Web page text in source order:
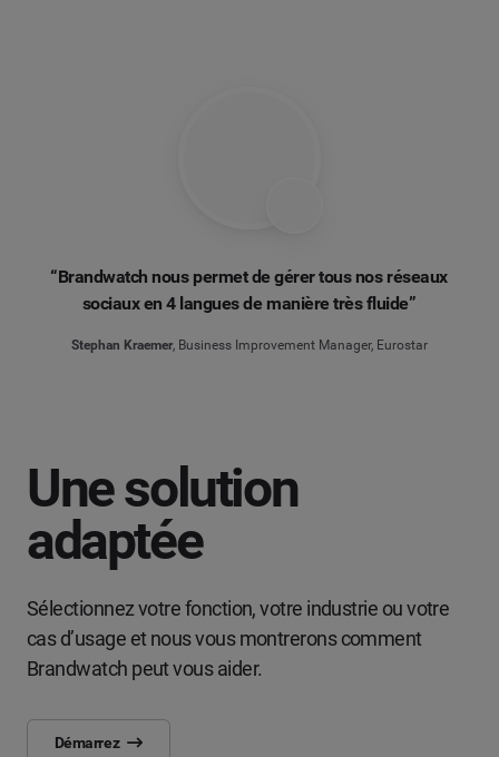
“Brandwatch nous permet de gérer tous nos réseaux
sociaux en 4 langues de manière très fluide”
Stephan Kraemer, Business Improvement Manager, Eurostar
Une solution
adaptée
Sélectionnez votre fonction, votre industrie ou votre
cas d’usage et nous vous montrerons comment
Brandwatch peut vous aider.
Démarrez